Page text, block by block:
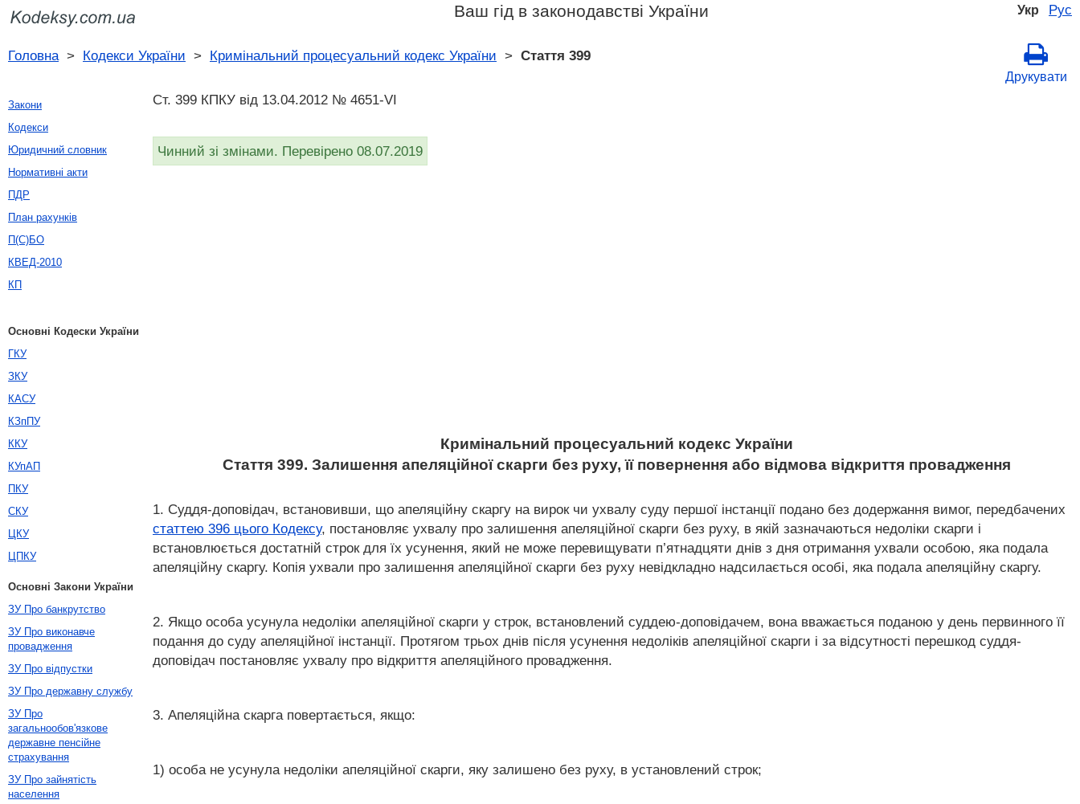
Укр Рус
Ваш гід в законодавстві України
Головна> Кодекси України > Кримінальний процесуальний кодекс України > Стаття 399
Друкувати
Ст. 399 КПКУ від 13.04.2012 № 4651-VI
Чинний зі змінами. Перевірено 08.07.2019
Кримінальний процесуальний кодекс України
Стаття 399. Залишення апеляційної скарги без руху, її повернення або відмова відкриття провадження
1. Суддя-доповідач, встановивши, що апеляційну скаргу на вирок чи ухвалу суду першої інстанції подано без додержання вимог, передбачених
статтею 396 цього Кодексу, постановляє ухвалу про залишення апеляційної скарги без руху, в якій зазначаються недоліки скарги і
встановлюється достатній строк для їх усунення, який не може перевищувати п’ятнадцяти днів з дня отримання ухвали особою, яка подала
апеляційну скаргу. Копія ухвали про залишення апеляційної скарги без руху невідкладно надсилається особі, яка подала апеляційну скаргу.
2. Якщо особа усунула недоліки апеляційної скарги у строк, встановлений суддею-доповідачем, вона вважається поданою у день первинного її
подання до суду апеляційної інстанції. Протягом трьох днів після усунення недоліків апеляційної скарги і за відсутності перешкод суддя-
доповідач постановляє ухвалу про відкриття апеляційного провадження.
3. Апеляційна скарга повертається, якщо:
1) особа не усунула недоліки апеляційної скарги, яку залишено без руху, в установлений строк;
Закони
Кодекси
Юридичний словник
Нормативні акти
ПДР
План рахунків
П(С)БО
КВЕД-2010
КП
Основні Кодески України
ГКУ
ЗКУ
КАСУ
КЗпПУ
ККУ
КУпАП
ПКУ
СКУ
ЦКУ
ЦПКУ
Основні Закони України
ЗУ Про банкрутство
ЗУ Про виконавче
провадження
ЗУ Про відпустки
ЗУ Про державну службу
ЗУ Про
загальнообов'язкове
державне пенсійне
страхування
ЗУ Про зайнятість
населення